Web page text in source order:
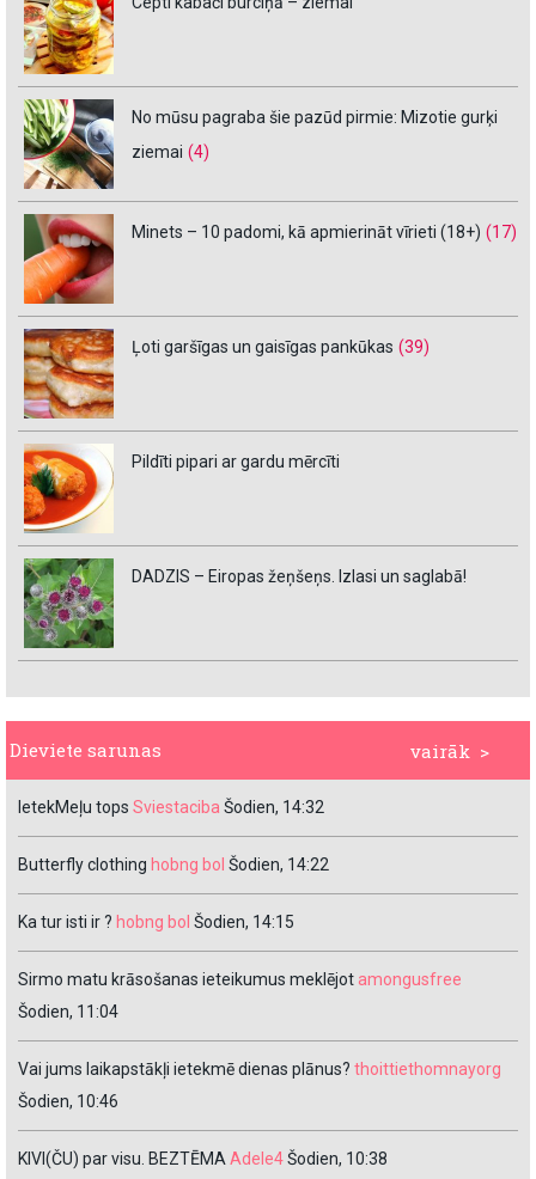
No mūsu pagraba šie pazūd pirmie: Mizotie gurķi
ziemai (4)
Minets – 10 padomi, kā apmierināt vīrieti (18+) (17)
Ļoti garšīgas un gaisīgas pankūkas (39)
Pildīti pipari ar gardu mērcīti
DADZIS – Eiropas žeņšeņs. Izlasi un saglabā!
vairāk >
Dieviete sarunas
IetekMeļu tops Sviestaciba Šodien, 14:32
Butterfly clothing hobng bol Šodien, 14:22
Ka tur isti ir ? hobng bol Šodien, 14:15
Sirmo matu krāsošanas ieteikumus meklējot amongusfree
Šodien, 11:04
Vai jums laikapstākļi ietekmē dienas plānus? thoittiethomnayorg
Šodien, 10:46
KIVI(ČU) par visu. BEZTĒMAAdele4Šodien, 10:38